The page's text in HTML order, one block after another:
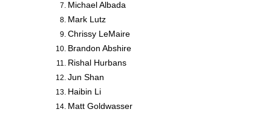
Michael Albada
Mark Lutz
Chrissy LeMaire
Brandon Abshire
Rishal Hurbans
Jun Shan
Haibin Li
Matt Goldwasser